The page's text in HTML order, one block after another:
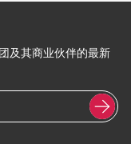
及其商业伙伴的最新